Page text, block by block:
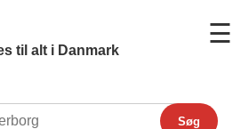
til alt i Danmark
☰
Søg